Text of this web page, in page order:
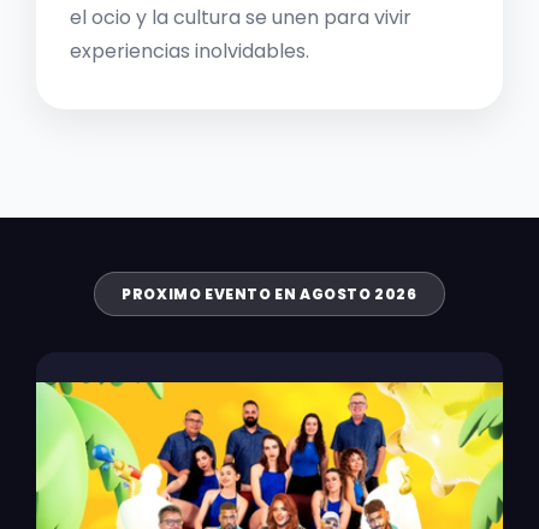
el ocio y la cultura se unen para vivir
experiencias inolvidables.
PROXIMO EVENTO EN AGOSTO 2026